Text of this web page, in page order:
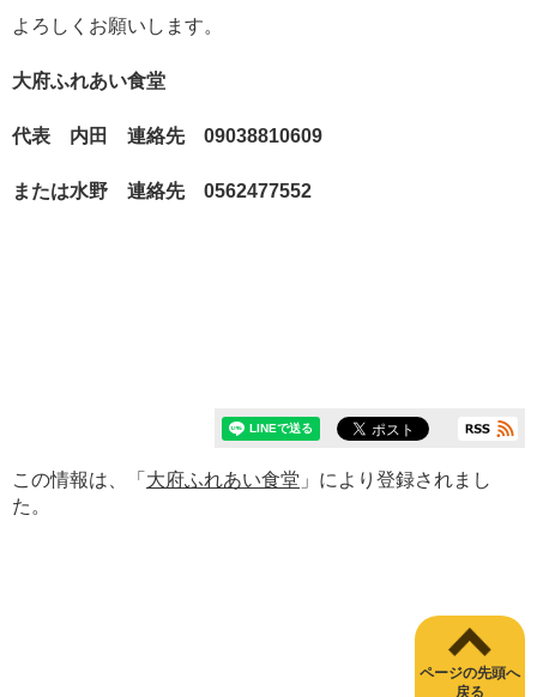
よろしくお願いします。
大府ふれあい食堂
代表 内田 連絡先 09038810609
または水野 連絡先 0562477552
この情報は、「 大府ふれあい食堂 」により登録されまし
た。
ページの先頭へ
戻る